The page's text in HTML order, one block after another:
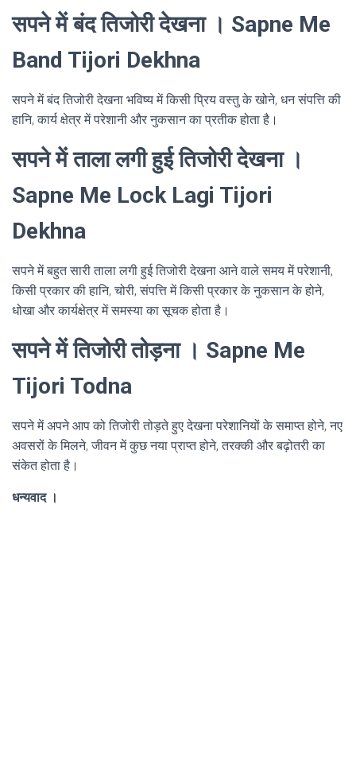
सपने में बंद तिजोरी देखना । Sapne Me
Band Tijori Dekhna
सपने में बंद तिजोरी देखना भविष्य में किसी प्रिय वस्तु के खोने, धन संपत्ति की
हानि, कार्य क्षेत्र में परेशानी और नुकसान का प्रतीक होता है।
सपने में ताला लगी हुई तिजोरी देखना ।
Sapne Me Lock Lagi Tijori
Dekhna
सपने में बहुत सारी ताला लगी हुई तिजोरी देखना आने वाले समय में परेशानी,
किसी प्रकार की हानि, चोरी, संपत्ति में किसी प्रकार के नुकसान के होने,
धोखा और कार्यक्षेत्र में समस्या का सूचक होता है।
सपने में तिजोरी तोड़ना । Sapne Me
Tijori Todna
सपने में अपने आप को तिजोरी तोड़ते हुए देखना परेशानियों के समाप्त होने, नए
अवसरों के मिलने, जीवन में कुछ नया प्राप्त होने, तरक्की और बढ़ोतरी का
संकेत होता है।
धन्यवाद ।